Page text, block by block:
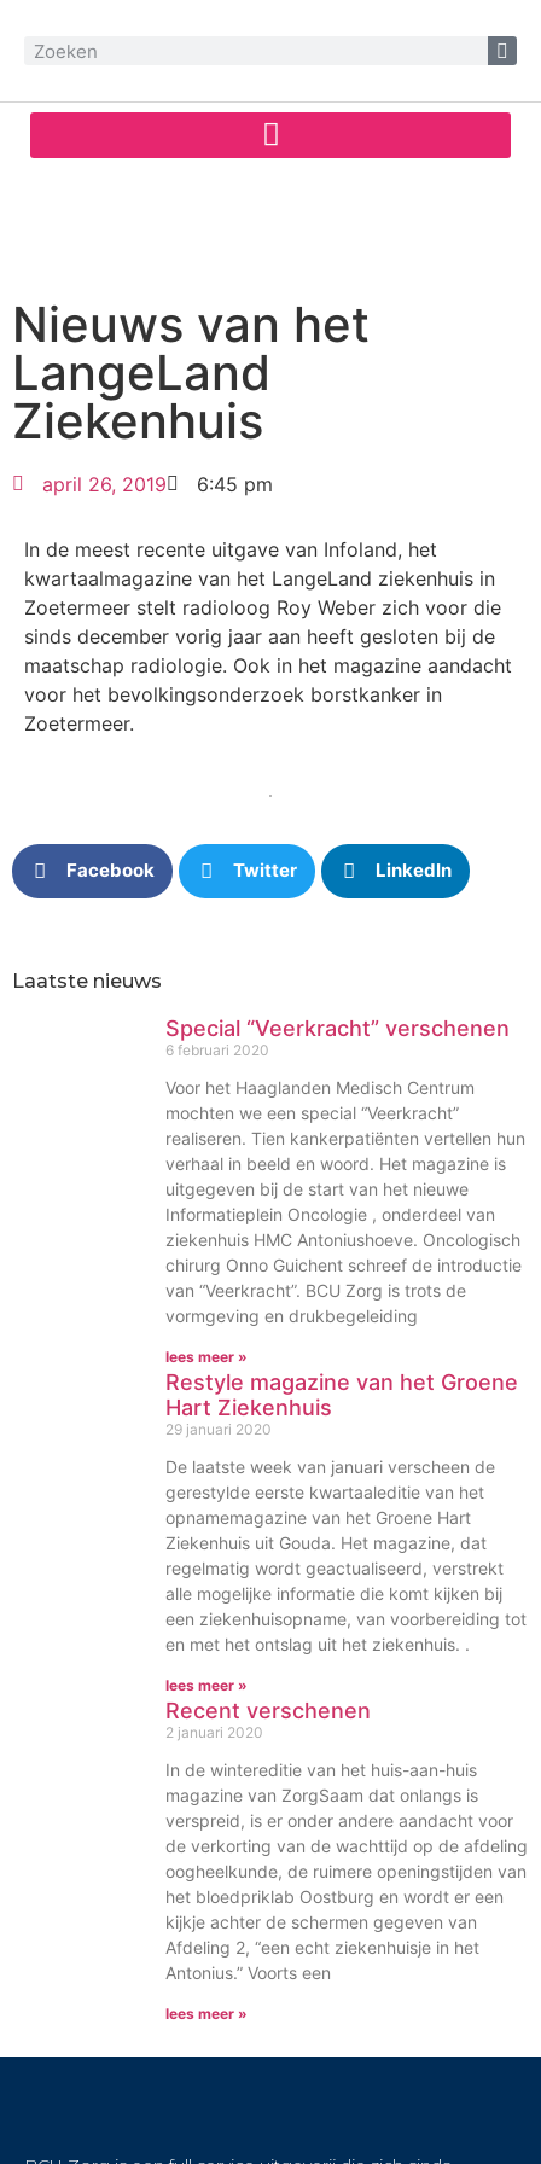
Nieuws van het
LangeLand
Ziekenhuis
april 26, 2019 6:45 pm
In de meest recente uitgave van Infoland, het
kwartaalmagazine van het LangeLand ziekenhuis in
Zoetermeer stelt radioloog Roy Weber zich voor die
sinds december vorig jaar aan heeft gesloten bij de
maatschap radiologie. Ook in het magazine aandacht
voor het bevolkingsonderzoek borstkanker in
Zoetermeer.
Facebook Twitter LinkedIn
Laatste nieuws
Special “Veerkracht” verschenen
6 februari 2020
Voor het Haaglanden Medisch Centrum
mochten we een special “Veerkracht”
realiseren. Tien kankerpatiënten vertellen hun
verhaal in beeld en woord. Het magazine is
uitgegeven bij de start van het nieuwe
Informatieplein Oncologie , onderdeel van
ziekenhuis HMC Antoniushoeve. Oncologisch
chirurg Onno Guichent schreef de introductie
van “Veerkracht”. BCU Zorg is trots de
vormgeving en drukbegeleiding
lees meer »
Restyle magazine van het Groene
Hart Ziekenhuis
29 januari 2020
De laatste week van januari verscheen de
gerestylde eerste kwartaaleditie van het
opnamemagazine van het Groene Hart
Ziekenhuis uit Gouda. Het magazine, dat
regelmatig wordt geactualiseerd, verstrekt
alle mogelijke informatie die komt kijken bij
een ziekenhuisopname, van voorbereiding tot
en met het ontslag uit het ziekenhuis. .
lees meer »
Recent verschenen
2 januari 2020
In de wintereditie van het huis-aan-huis
magazine van ZorgSaam dat onlangs is
verspreid, is er onder andere aandacht voor
de verkorting van de wachttijd op de afdeling
oogheelkunde, de ruimere openingstijden van
het bloedpriklab Oostburg en wordt er een
kijkje achter de schermen gegeven van
Afdeling 2, “een echt ziekenhuisje in het
Antonius.” Voorts een
lees meer »